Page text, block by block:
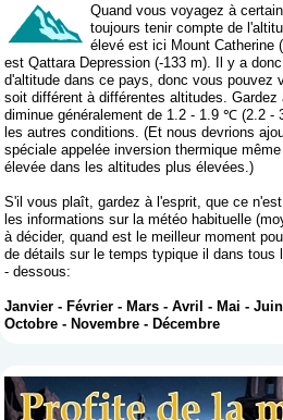
Quand vous voyagez à
toujours tenir compte de
élevé est ici Mount Catherine
est Qattara Depression (-133 m). Il y a
d'altitude dans ce pays, donc vous pouvez
soit différent à différentes altitudes. Gardez
diminue généralement de 1.2 - 1.9 ℃ (2.2 -
les autres conditions. (Et nous devrions
spéciale appelée inversion thermique
élevée dans les altitudes plus élevées.)
S'il vous plaît, gardez à l'esprit, que ce
les informations sur la météo habituelle
à décider, quand est le meilleur moment
de détails sur le temps typique il dans tous
- dessous:
Janvier -Février -Mars -Avril -Mai -Juin
Octobre -Novembre -Décembre